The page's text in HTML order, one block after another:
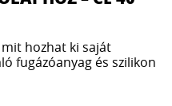
hozhat ki saját
fugázóanyag és szilikon